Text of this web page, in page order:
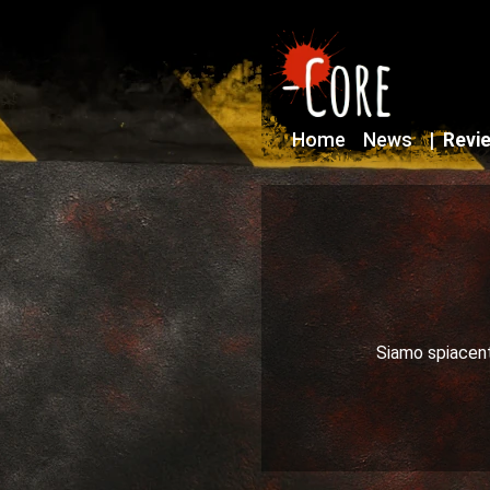
Home News |
Siamo